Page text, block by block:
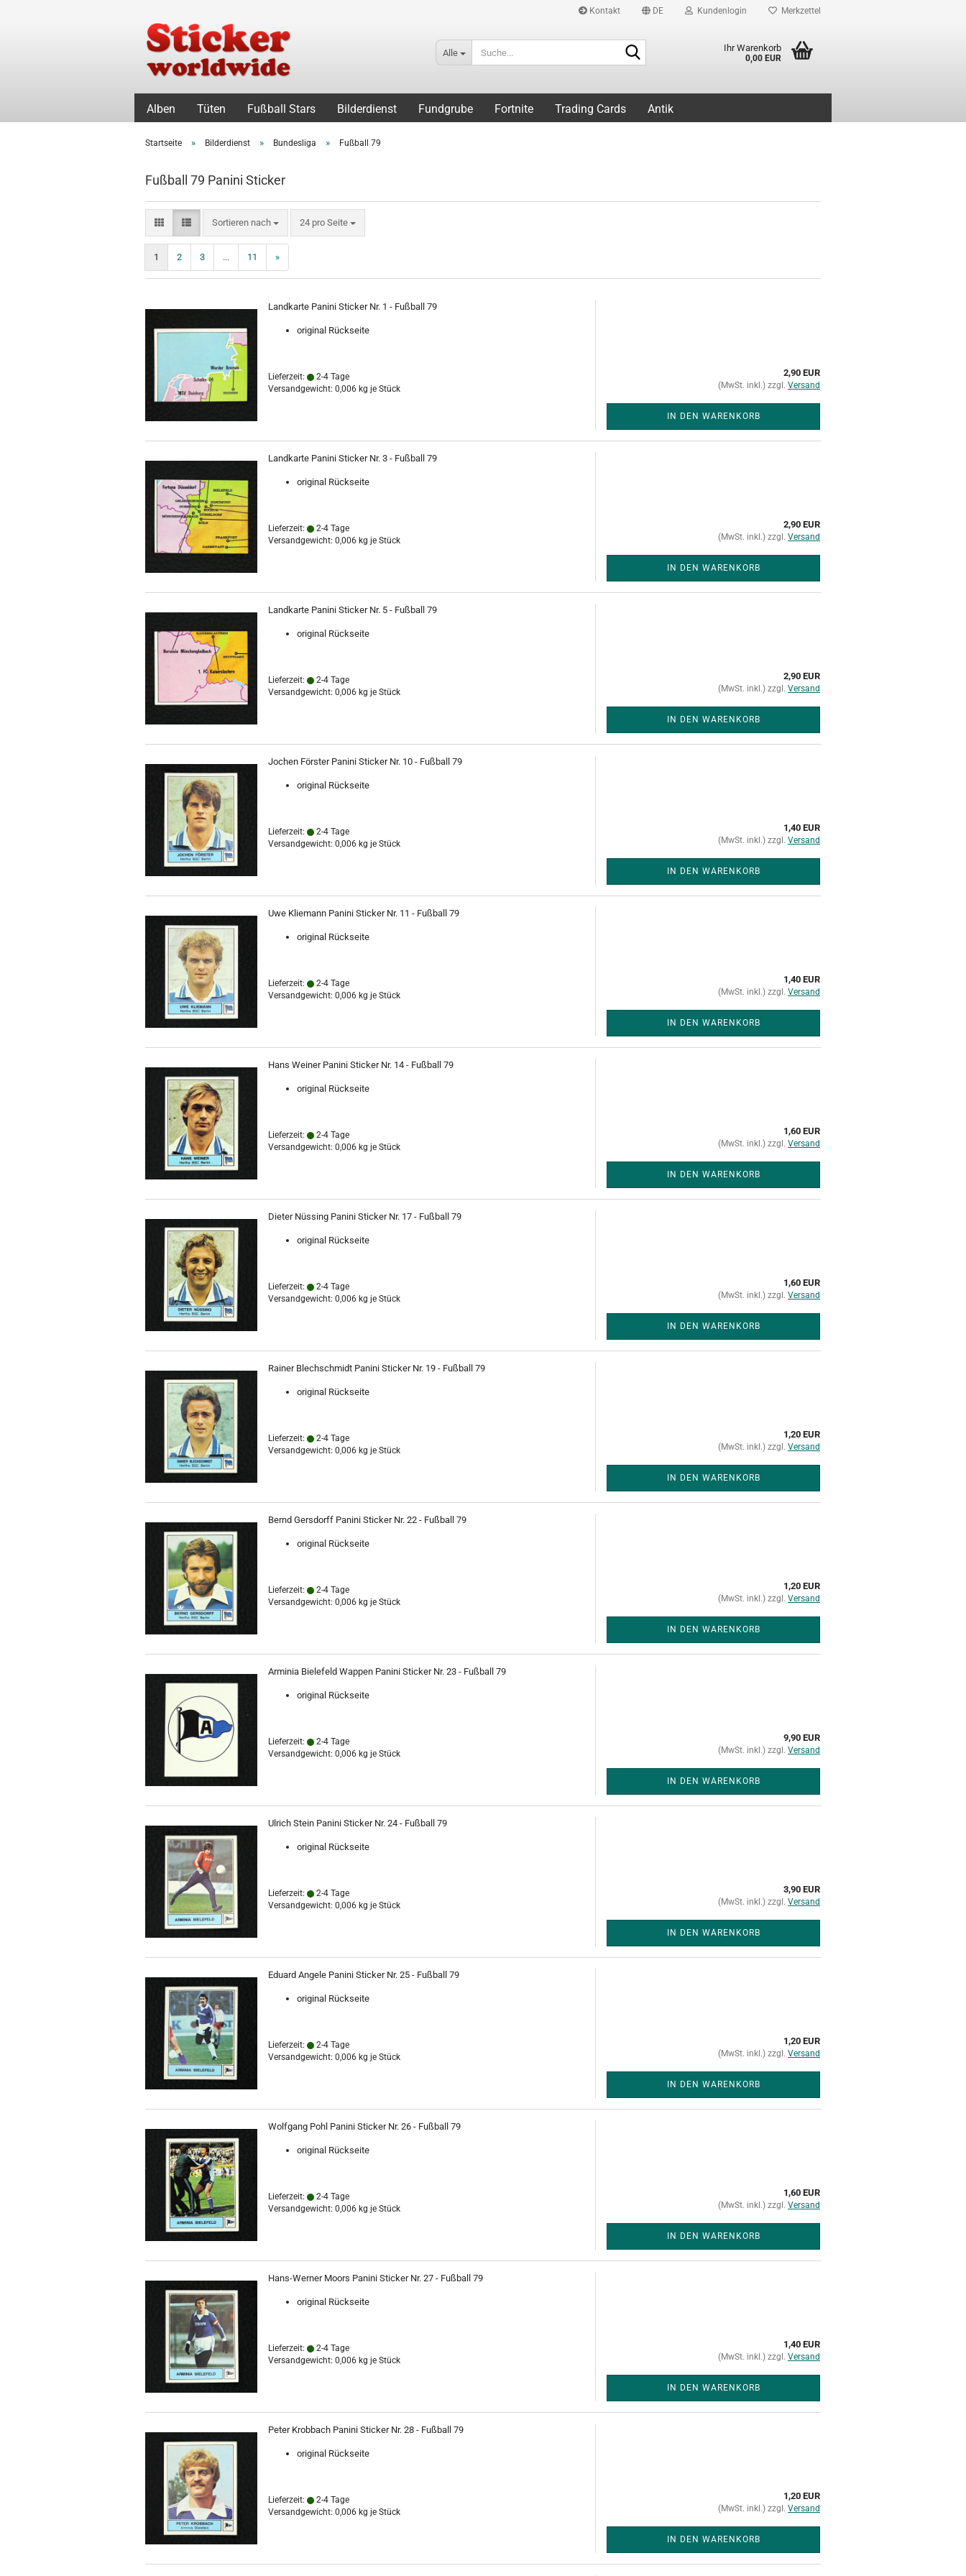
Kontakt DE Kundenlogin Merkzettel
Alle Ihr Warenkorb
0,00 EUR
Alben Tüten Fußball Stars Bilderdienst Fundgrube Fortnite Trading Cards Antik
Startseite » Bilderdienst » Bundesliga » Fußball 79
Fußball 79 Panini Sticker
Sortieren nach
Sortieren nach 24 pro Seite
pro Seite
1 2 3 ... 11 »
Landkarte Panini Sticker Nr. 1 - Fußball 79
original Rückseite
Lieferzeit:
2-4 Tage
Versandgewicht: 0,006 kg je Stück
2,90 EUR
(MwSt. inkl.) zzgl. Versand
IN DEN WARENKORB
Landkarte Panini Sticker Nr. 3 - Fußball 79
original Rückseite
Lieferzeit:
2-4 Tage
Versandgewicht: 0,006 kg je Stück
2,90 EUR
(MwSt. inkl.) zzgl. Versand
IN DEN WARENKORB
Landkarte Panini Sticker Nr. 5 - Fußball 79
original Rückseite
Lieferzeit:
2-4 Tage
Versandgewicht: 0,006 kg je Stück
2,90 EUR
(MwSt. inkl.) zzgl. Versand
IN DEN WARENKORB
Jochen Förster Panini Sticker Nr. 10 - Fußball 79
original Rückseite
Lieferzeit:
2-4 Tage
Versandgewicht: 0,006 kg je Stück
1,40 EUR
(MwSt. inkl.) zzgl. Versand
IN DEN WARENKORB
Uwe Kliemann Panini Sticker Nr. 11 - Fußball 79
original Rückseite
Lieferzeit:
2-4 Tage
Versandgewicht: 0,006 kg je Stück
1,40 EUR
(MwSt. inkl.) zzgl. Versand
IN DEN WARENKORB
Hans Weiner Panini Sticker Nr. 14 - Fußball 79
original Rückseite
Lieferzeit:
2-4 Tage
Versandgewicht: 0,006 kg je Stück
1,60 EUR
(MwSt. inkl.) zzgl. Versand
IN DEN WARENKORB
Dieter Nüssing Panini Sticker Nr. 17 - Fußball 79
original Rückseite
Lieferzeit:
2-4 Tage
Versandgewicht: 0,006 kg je Stück
1,60 EUR
(MwSt. inkl.) zzgl. Versand
IN DEN WARENKORB
Rainer Blechschmidt Panini Sticker Nr. 19 - Fußball 79
original Rückseite
Lieferzeit:
2-4 Tage
Versandgewicht: 0,006 kg je Stück
1,20 EUR
(MwSt. inkl.) zzgl. Versand
IN DEN WARENKORB
Bernd Gersdorff Panini Sticker Nr. 22 - Fußball 79
original Rückseite
Lieferzeit:
2-4 Tage
Versandgewicht: 0,006 kg je Stück
1,20 EUR
(MwSt. inkl.) zzgl. Versand
IN DEN WARENKORB
Arminia Bielefeld Wappen Panini Sticker Nr. 23 - Fußball 79
original Rückseite
Lieferzeit:
2-4 Tage
Versandgewicht: 0,006 kg je Stück
9,90 EUR
(MwSt. inkl.) zzgl. Versand
IN DEN WARENKORB
Ulrich Stein Panini Sticker Nr. 24 - Fußball 79
original Rückseite
Lieferzeit:
2-4 Tage
Versandgewicht: 0,006 kg je Stück
3,90 EUR
(MwSt. inkl.) zzgl. Versand
IN DEN WARENKORB
Eduard Angele Panini Sticker Nr. 25 - Fußball 79
original Rückseite
Lieferzeit:
2-4 Tage
Versandgewicht: 0,006 kg je Stück
1,20 EUR
(MwSt. inkl.) zzgl. Versand
IN DEN WARENKORB
Wolfgang Pohl Panini Sticker Nr. 26 - Fußball 79
original Rückseite
Lieferzeit:
2-4 Tage
Versandgewicht: 0,006 kg je Stück
1,60 EUR
(MwSt. inkl.) zzgl. Versand
IN DEN WARENKORB
Hans-Werner Moors Panini Sticker Nr. 27 - Fußball 79
original Rückseite
Lieferzeit:
2-4 Tage
Versandgewicht: 0,006 kg je Stück
1,40 EUR
(MwSt. inkl.) zzgl. Versand
IN DEN WARENKORB
Peter Krobbach Panini Sticker Nr. 28 - Fußball 79
original Rückseite
Lieferzeit:
2-4 Tage
Versandgewicht: 0,006 kg je Stück
1,20 EUR
(MwSt. inkl.) zzgl. Versand
IN DEN WARENKORB